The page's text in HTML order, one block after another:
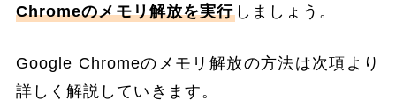
Chromeのメモリ解放を実行 しましょう。
Google Chromeのメモリ解放の方法は次項より
詳しく解説していきます。